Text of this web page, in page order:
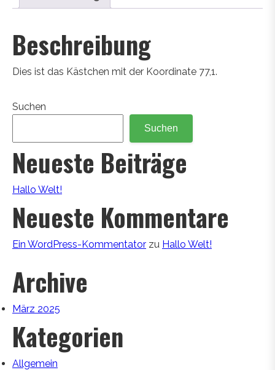
Beschreibung
Dies ist das Kästchen mit der Koordinate 77,1.
Suchen
Suchen
Neueste Beiträge
Hallo Welt!
Neueste Kommentare
Ein WordPress-Kommentator zu Hallo Welt!
Archive
März 2025
Kategorien
Allgemein